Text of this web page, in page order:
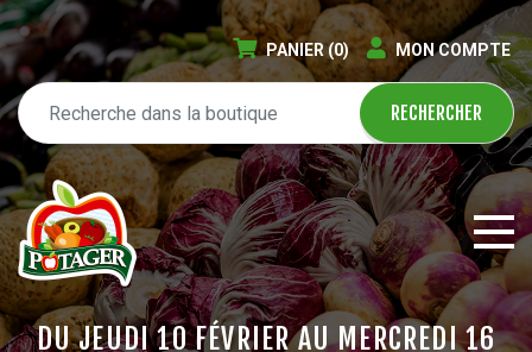
PANIER(0) MON COMPTE
DU JEUDI 10 FÉVRIER AU MERCREDI 16